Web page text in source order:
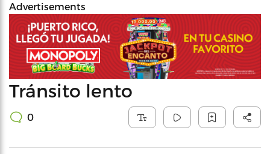
Advertisements
Tránsito lento
0